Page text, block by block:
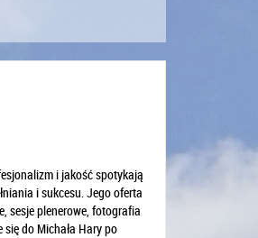
i jakość spotykają
i sukcesu. Jego oferta
sesje plenerowe, fotografia
do Michała Hary po